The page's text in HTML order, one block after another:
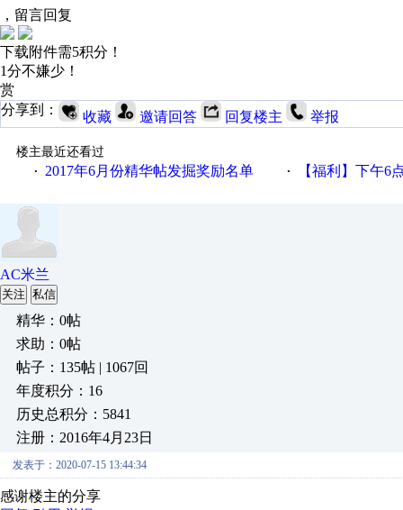
，留言回复
下载附件需5积分！
1分不嫌少！
赏
分享到：
收藏 邀请回答 回复楼主 举报
楼主最近还看过
·
2017年6月份精华帖发掘奖励名单 · 【福利】下午6点论坛大
AC米兰
关注 私信
精华：0帖
求助：0帖
帖子：135帖 | 1067回
年度积分：16
历史总积分：5841
注册：2016年4月23日
发表于：2020-07-15 13:44:34
感谢楼主的分享